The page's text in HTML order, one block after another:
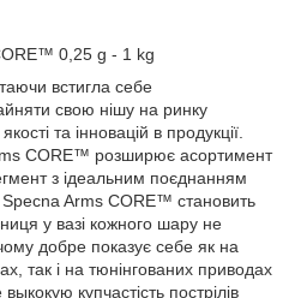
0,25 g - 1 kg
встигла себе
свою нішу на ринку
та інновацій в продукції.
CORE™ розширює асортимент
з ідеальним поєднанням
Specna Arms CORE™ становить
у вазі кожного шару не
добре показує себе як на
так і на тюнінгованих приводах
купчастість пострілів